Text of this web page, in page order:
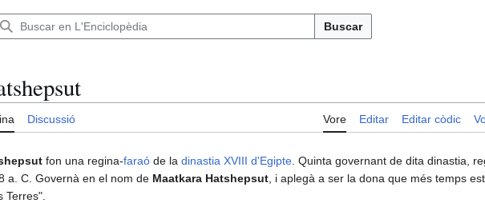
Buscar
Discussió Vore Editar Editar còdic
fon una regina-faraó de la dinastia XVIII d'Egipte . Quinta governant de dita dinastia,
a. C. Governà en el nom de Maatkara Hatshepsut , i aplegà a ser la dona que més temps
Terres".